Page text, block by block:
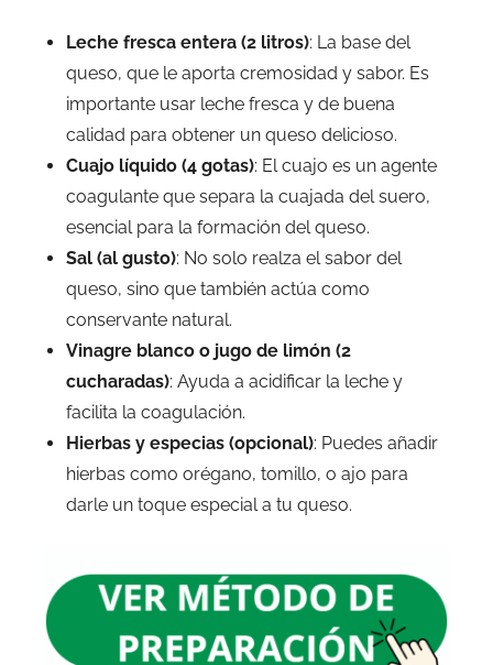
Leche fresca entera (2 litros): La base del
queso, que le aporta cremosidad y sabor. Es
importante usar leche fresca y de buena
calidad para obtener un queso delicioso.
Cuajo líquido (4 gotas): El cuajo es un agente
coagulante que separa la cuajada del suero,
esencial para la formación del queso.
Sal (al gusto): No solo realza el sabor del
queso, sino que también actúa como
conservante natural.
Vinagre blanco o jugo de limón (2
cucharadas): Ayuda a acidificar la leche y
facilita la coagulación.
Hierbas y especias (opcional): Puedes añadir
hierbas como orégano, tomillo, o ajo para
darle un toque especial a tu queso.